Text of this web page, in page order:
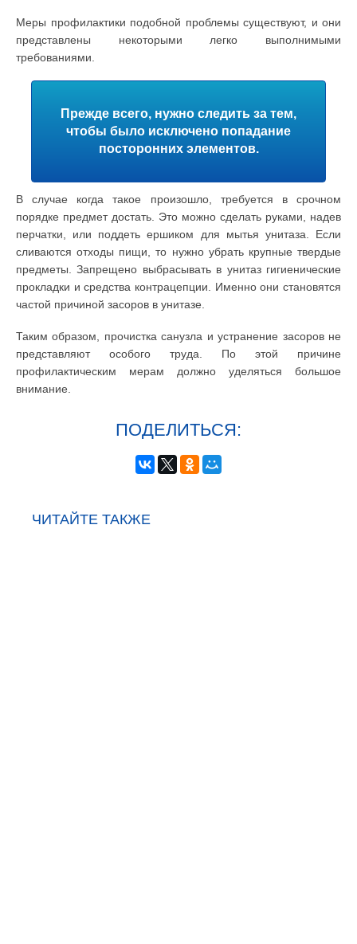
Меры профилактики подобной проблемы существуют, и они
представлены некоторыми легко выполнимыми
требованиями.
Прежде всего, нужно следить за тем,
чтобы было исключено попадание
посторонних элементов.
В случае когда такое произошло, требуется в срочном
порядке предмет достать. Это можно сделать руками, надев
перчатки, или поддеть ершиком для мытья унитаза. Если
сливаются отходы пищи, то нужно убрать крупные твердые
предметы. Запрещено выбрасывать в унитаз гигиенические
прокладки и средства контрацепции. Именно они становятся
частой причиной засоров в унитазе.
Таким образом, прочистка санузла и устранение засоров не
представляют особого труда. По этой причине
профилактическим мерам должно уделяться большое
внимание.
ПОДЕЛИТЬСЯ:
ЧИТАЙТЕ ТАКЖЕ